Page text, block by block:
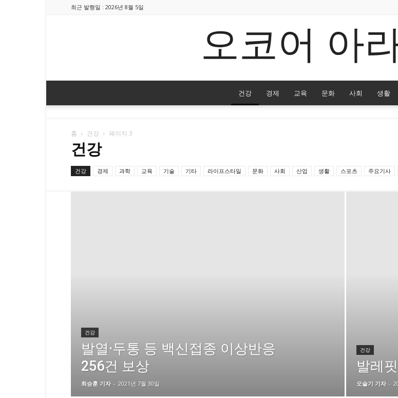
최근 발행일 : 2026년 8월 5일
오코어 아
건강 경제 교육 문화 사회 생활
홈 건강 페이지 3
건강
건강 경제 과학 교육 기술 기타 라이프스타일 문화 사회 산업 생활 스포츠 주요기사
건강
발열·두통 등 백신접종 이상반응
256건 보상
최승훈 기자 - 2021년 7월 30일
건강
발레
오슬기 기자 -